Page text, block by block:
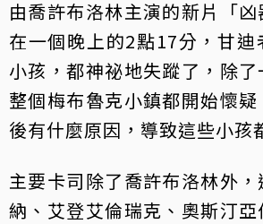
由喬許布洛林主演的新片「
在一個晚上的2點17分，甘迪
小孩，都神祕地失蹤了，除了
整個梅布魯克小鎮都開始懷
後有什麼原因，導致這些小孩
主要卡司除了喬許布洛林外
納、艾登艾倫瑞克、奧斯汀